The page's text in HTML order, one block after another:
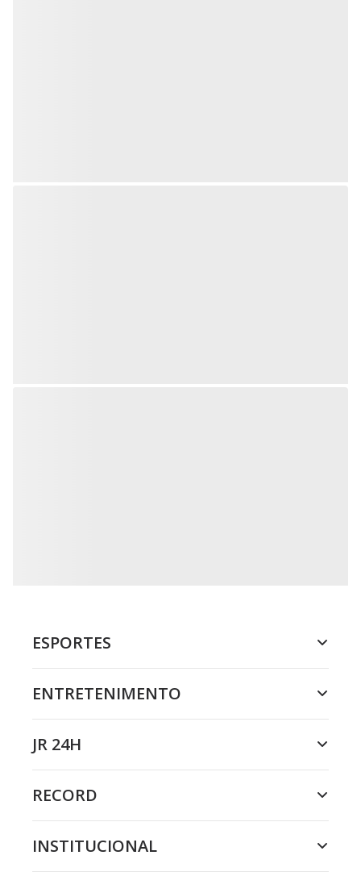
ESPORTES
ENTRETENIMENTO
JR 24H
RECORD
INSTITUCIONAL